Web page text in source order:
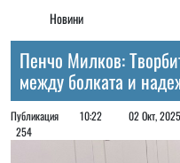
Новини
Пенчо Милков:
между болката и
Публикация 10:22 02 Окт,
254